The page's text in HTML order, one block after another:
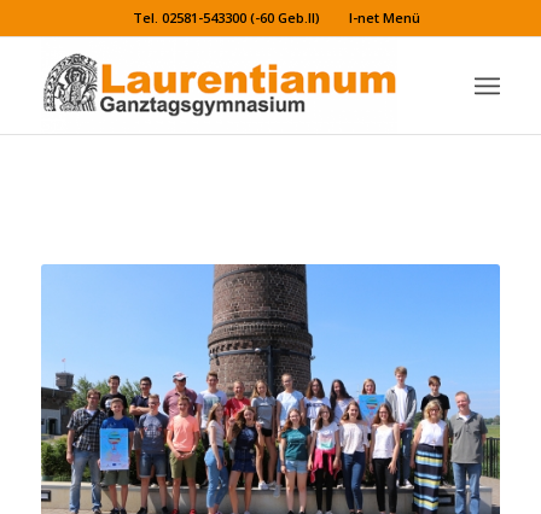
Tel. 02581-543300 (-60 Geb.II) I-net Menü